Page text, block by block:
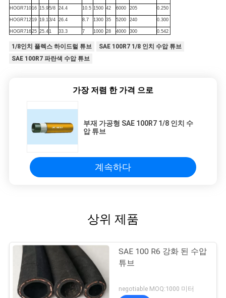
HOGR71016 15.95/8 24.4 10.5 1500 42 6000 205 0.250
HOGR71219 19.13/4 26.4 8.7 1300 35 5200 240 0.300
HOGR71625 25.41 33.3 7 1000 28 4000 300 0.542
1/8인치 플렉스 하이드럴 튜브
SAE 100R7 1/8 인치 수압 튜브
SAE 100R7 파란색 수압 튜브
가장 저렴 한 가격 으로
부재 가공형 SAE 100R7 1/8 인치 수
압 튜브
계속하다
상위 제품
SAE 100 R6 강화 된 수압
튜브
negotiable MOQ:1000 미터